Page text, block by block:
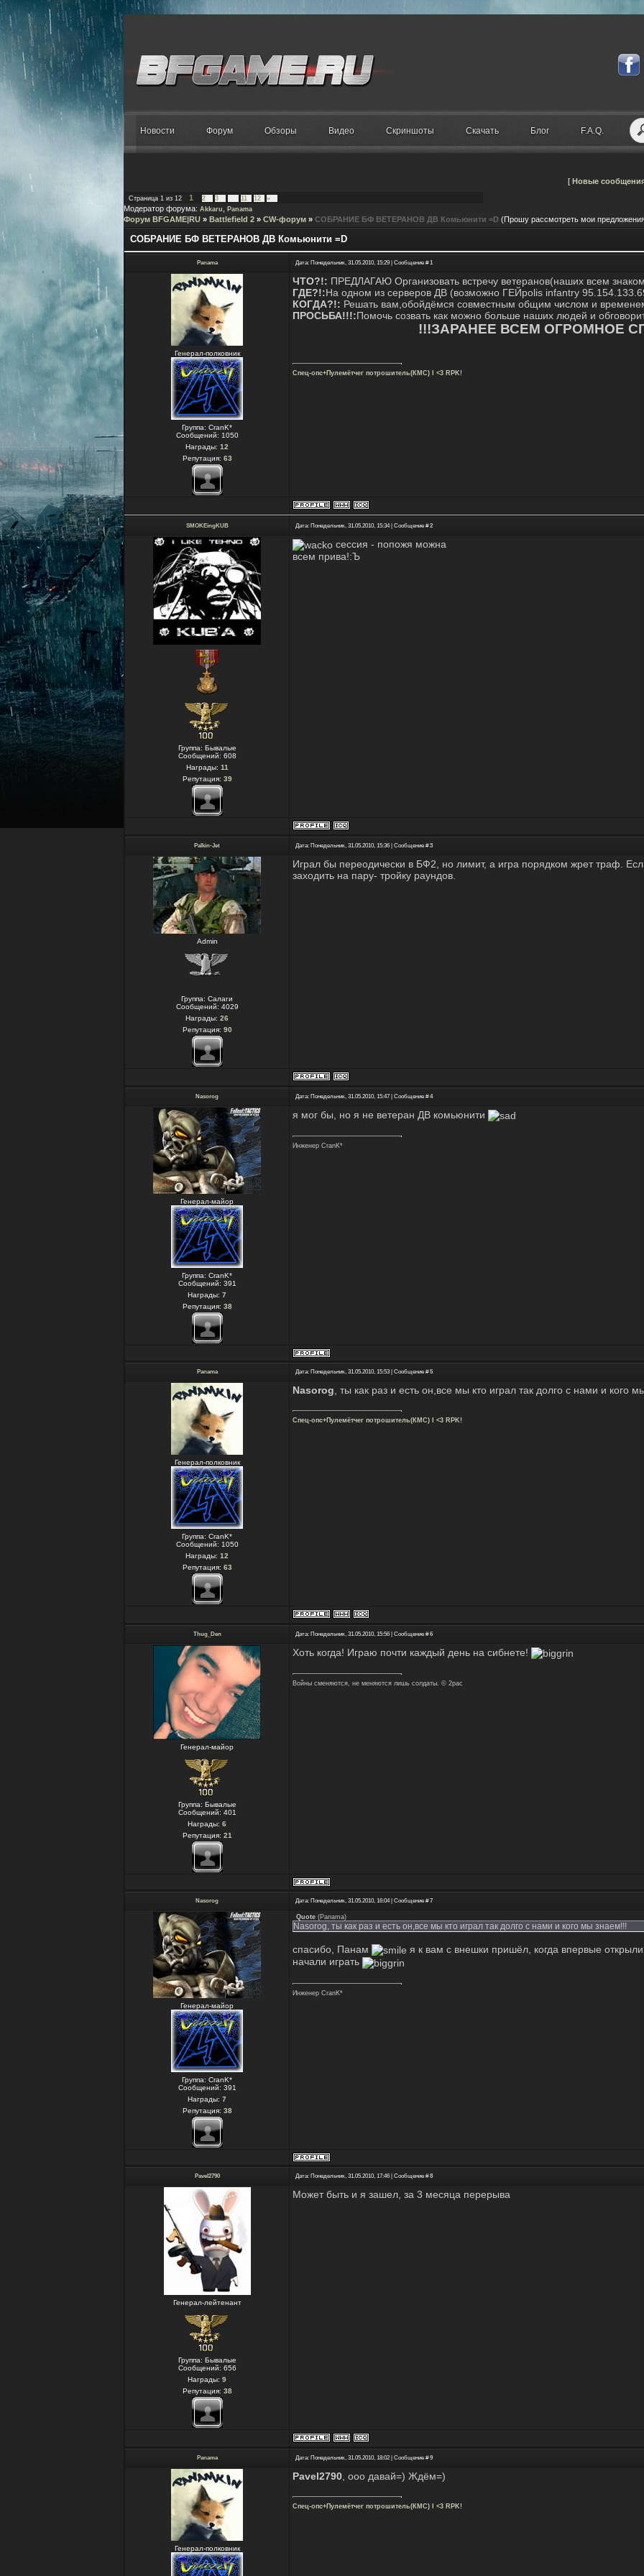
Новости Форум Обзоры Видео Скриншоты Скачать Блог F.A.Q.
[ Новые
Страница 1 из 12 1 2 3 11 12 »
Модератор форума: Akkaru Panama
Форум BFGAME|RU » Battlefield 2 » CW-форум » СОБРАНИЕ БФ ВЕТЕРАНОВ ДВ Комьюнити =D (Прошу рассмотреть мои
СОБРАНИЕ БФ ВЕТЕРАНОВ ДВ Комьюнити =D
Panama Дата: Понедельник, 31.05.2010, 15:29 | Сообщение #1
Генерал-полковник
Группа: CranK*
Сообщений: 1050
Награды: 12
Репутация: 63
ЧТО?!: ПРЕДЛАГАЮ Организовать встречу ветеранов(наших всем
ГДЕ?!:На одном из серверов ДВ (возможно ГЕЙpolis infantry
КОГДА?!: Решать вам,обойдёмся совместным общим числом и
ПРОСЬБА!!!:Помочь созвать как можно больше наших людей и
!!!ЗАРАНЕЕ ВСЕМ ОГРОМНОЕ
Спец-опс+Пулемётчег потрошитель(КМС) I <3 RPK!
SMOKEingKUB Дата: Понедельник, 31.05.2010, 15:34 | Сообщение #2
Группа: Бывалые
Сообщений: 608
Награды: 11
Репутация: 39
сессия - попожя можна
всем прива!:Ъ
Palkin-Jet Дата: Понедельник, 31.05.2010, 15:36 | Сообщение #3
Admin
Группа: Салаги
Сообщений: 4029
Награды: 26
Репутация: 90
Играл бы переодически в БФ2, но лимит, а игра порядком жрет траф.
заходить на пару- тройку раундов.
Nasorog Дата: Понедельник, 31.05.2010, 15:47 | Сообщение #4
Генерал-майор
Группа: CranK*
Сообщений: 391
Награды: 7
Репутация: 38
я мог бы, но я не ветеран ДВ комьюнити
Инженер CranK*
Panama Дата: Понедельник, 31.05.2010, 15:53 | Сообщение #5
Генерал-полковник
Группа: CranK*
Сообщений: 1050
Награды: 12
Репутация: 63
Nasorog , ты как раз и есть он,все мы кто играл так долго с нами и кого
Спец-опс+Пулемётчег потрошитель(КМС) I <3 RPK!
Thug_Den Дата: Понедельник, 31.05.2010, 15:56 | Сообщение #6
Генерал-майор
Группа: Бывалые
Сообщений: 401
Награды: 6
Репутация: 21
Хоть когда! Играю почти каждый день на сибнете!
Войны сменяются, не меняются лишь солдаты. © 2pac
Nasorog Дата: Понедельник, 31.05.2010, 16:04 | Сообщение #7
Генерал-майор
Группа: CranK*
Сообщений: 391
Награды: 7
Репутация: 38
Quote (Panama)
Nasorog, ты как раз и есть он,все мы кто играл так долго с нами и кого мы знаем!!!
спасибо, Панам
я к вам с внешки пришёл, когда впервые
начали играть
Инженер CranK*
Pavel2790 Дата: Понедельник, 31.05.2010, 17:46 | Сообщение #8
Генерал-лейтенант
Группа: Бывалые
Сообщений: 656
Награды: 9
Репутация: 38
Может быть и я зашел, за 3 месяца перерыва
Panama Дата: Понедельник, 31.05.2010, 18:02 | Сообщение #9
Генерал-полковник
Pavel2790 , ооо давай=) Ждём=)
Спец-опс+Пулемётчег потрошитель(КМС) I <3 RPK!